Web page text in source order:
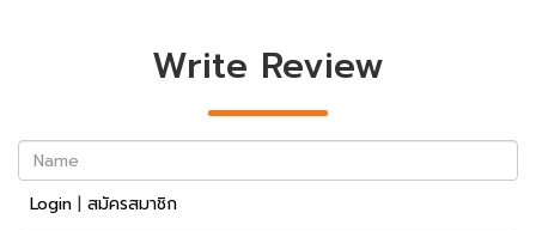
Write Review
Name
Login | สมัครสมาชิก